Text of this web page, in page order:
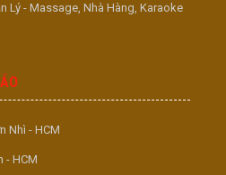
Lý - Massage, Nhà Hàng, Karaoke
Nhì - HCM
- HCM